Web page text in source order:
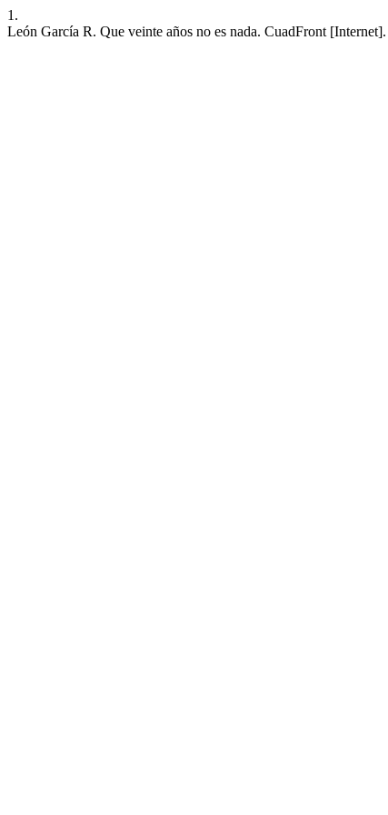
1.
León García R. Que veinte años no es nada. CuadFront